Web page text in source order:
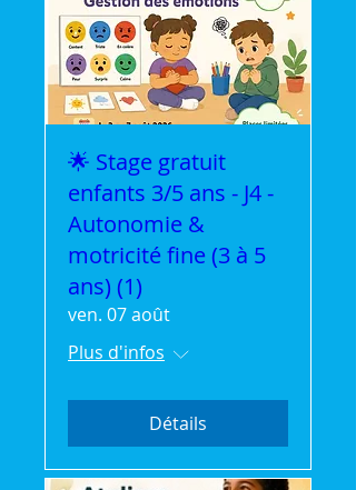
🌟 Stage gratuit
enfants 3/5 ans - J4 -
Autonomie &
motricité fine (3 à 5
ans) (1)
ven. 07 août
Plus d'infos
Détails